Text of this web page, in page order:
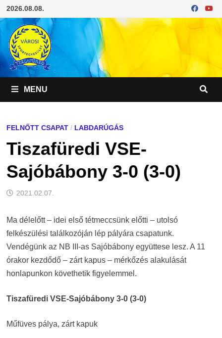
Skip
to
content
2026.08.08.
MENU
FELNŐTT CSAPAT/ LABDARÚGÁS
Tiszafüredi VSE-
Sajóbábony 3-0 (3-0)
2021.02.07.
Ma délelőtt – idei első tétmeccsünk előtti – utolsó
felkészülési találkozóján lép pályára csapatunk.
Vendégünk az NB III-as Sajóbábony együttese lesz. A 11
órakor kezdődő – zárt kapus – mérkőzés alakulását
honlapunkon követhetik figyelemmel.
Tiszafüredi VSE-Sajóbábony 3-0 (3-0)
Műfüves pálya, zárt kapuk